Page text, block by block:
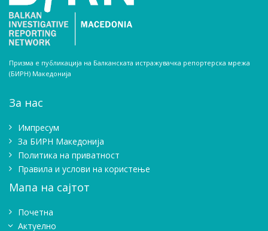
Призма е публикација на Балканската истражувачка репортерска мрежа
(БИРН) Македонија
За нас
Импресум
Зa БИРН Македонија
Политика на приватност
Правила и услови на користење
Мапа на сајтот
Почетна
Актуелно